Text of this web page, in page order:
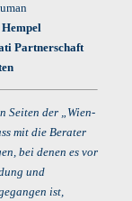
Partnerschaft
Seiten der „Wien-
mit die Berater
bei denen es vor
und
ist,